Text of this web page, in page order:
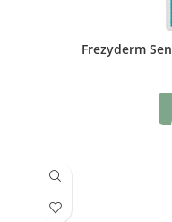
Frezyderm